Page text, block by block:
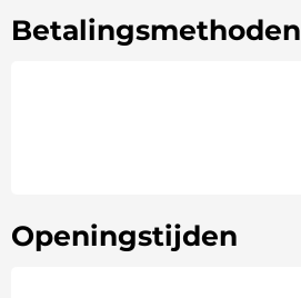
Betalingsmethoden
Openingstijden